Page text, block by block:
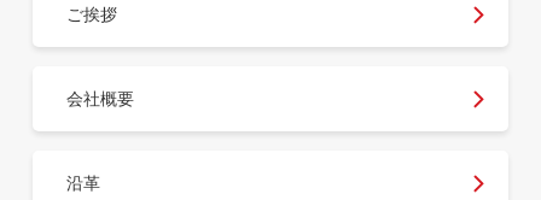
ご挨拶
会社概要
沿革